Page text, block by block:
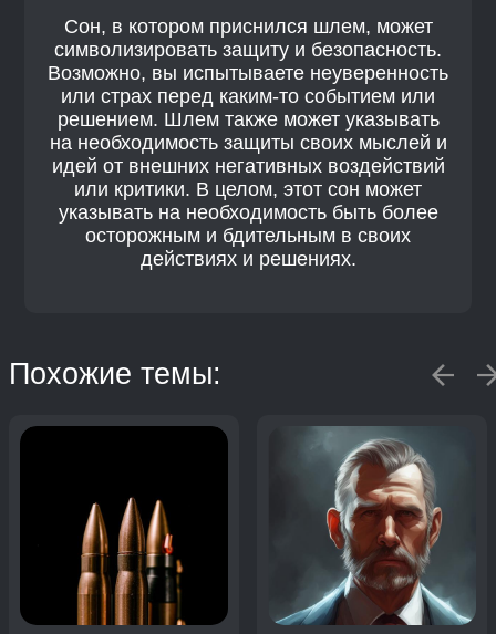
Сон, в котором приснился шлем, может
символизировать защиту и безопасность.
Возможно, вы испытываете неуверенность
или страх перед каким-то событием или
решением. Шлем также может указывать
на необходимость защиты своих мыслей и
идей от внешних негативных воздействий
или критики. В целом, этот сон может
указывать на необходимость быть более
осторожным и бдительным в своих
действиях и решениях.
Похожие темы: